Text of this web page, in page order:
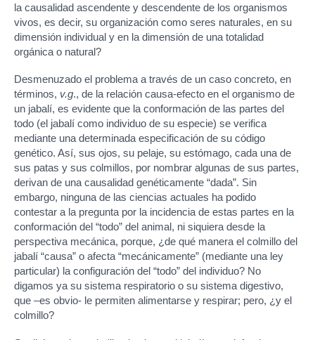
la causalidad ascendente y descendente de los organismos
vivos, es decir, su organización como seres naturales, en su
dimensión individual y en la dimensión de una totalidad
orgánica o natural?
Desmenuzado el problema a través de un caso concreto, en
términos, v.g., de la relación causa-efecto en el organismo de
un jabalí, es evidente que la conformación de las partes del
todo (el jabalí como individuo de su especie) se verifica
mediante una determinada especificación de su código
genético. Así, sus ojos, su pelaje, su estómago, cada una de
sus patas y sus colmillos, por nombrar algunas de sus partes,
derivan de una causalidad genéticamente “dada”. Sin
embargo, ninguna de las ciencias actuales ha podido
contestar a la pregunta por la incidencia de estas partes en la
conformación del “todo” del animal, ni siquiera desde la
perspectiva mecánica, porque, ¿de qué manera el colmillo del
jabalí “causa” o afecta “mecánicamente” (mediante una ley
particular) la configuración del “todo” del individuo? No
digamos ya su sistema respiratorio o su sistema digestivo,
que –es obvio- le permiten alimentarse y respirar; pero, ¿y el
colmillo?